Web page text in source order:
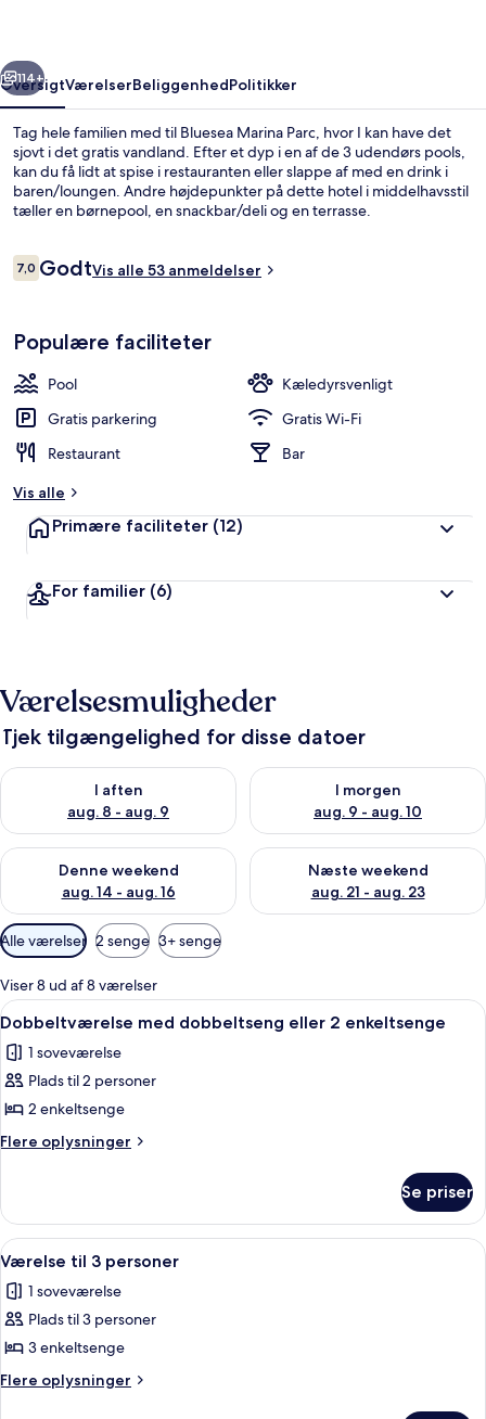
Næste
114+
OversigtVærelserBeliggenhedPolitikker
Tag hele familien med til Bluesea Marina Parc, hvor I kan have det
sjovt i det gratis vandland. Efter et dyp i en af de 3 udendørs pools,
kan du få lidt at spise i restauranten eller slappe af med en drink i
baren/loungen. Andre højdepunkter på dette hotel i middelhavsstil
tæller en børnepool, en snackbar/deli og en terrasse.
Anmeldelser
7,07,0 ud af 10.
GodtVis alle 53 anmeldelser
Populære faciliteter
Pool
Kæledyrsvenligt
Gratis parkering
Gratis Wi-Fi
Restaurant
Bar
Vis alle
Primære faciliteter (12)
For familier (6)
Værelsesmuligheder
Tjek tilgængelighed for disse datoer
I aften
aug. 8 - aug. 9
Tjek tilgængelighed for i aften aug. 8 - aug. 9
I morgen
aug. 9 - aug. 10
Tjek tilgængelighed for i
Denne weekend
aug. 14 - aug. 16
Tjek tilgængelighed for denne weekend aug. 14 - aug. 16
Næste weekend
aug. 21 - aug. 23
Tjek tilgængelighed for næste
Tilgængelige
filtre
for
værelser
Alle værelser 2 senge 3+ senge
Viser 8 ud af 8 værelser
Indlæs
alle
billeder
af
Dobbeltværelse
med
2
enkeltsenge
Et pænt hotelværelse med en stor
5
Dobbeltværelse med dobbeltseng eller 2 enkeltsenge
1 soveværelse
Plads til 2 personer
2 enkeltsenge
Flere oplysninger
Flere
med
dobbeltseng
eller
enkeltsenge
Se priser
Indlæs
alle
billeder
af
Værelse
til
Et hotelværelse med en stor seng,
8
Værelse til 3 personer
1 soveværelse
Plads til 3 personer
3 enkeltsenge
Flere oplysninger
Flere